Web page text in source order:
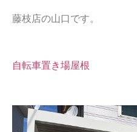
藤枝店の山口です。
自転車置き場屋根